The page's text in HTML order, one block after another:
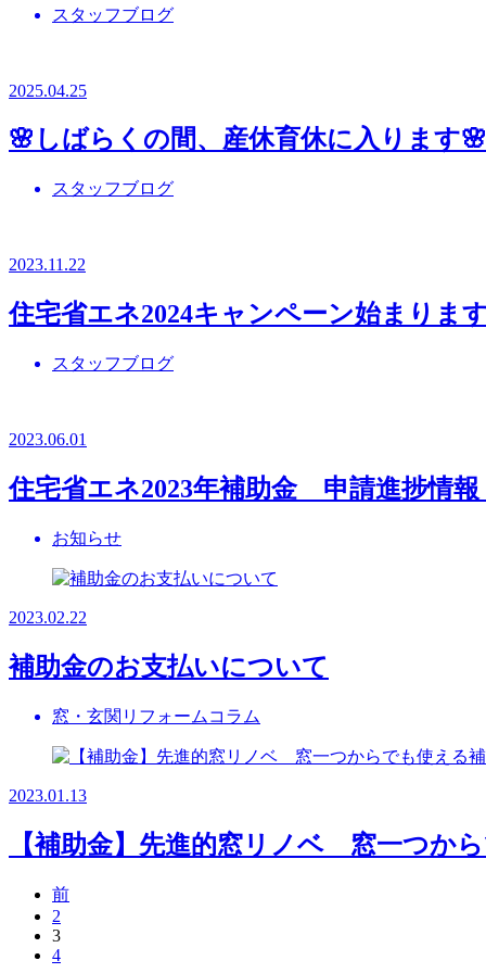
スタッフブログ
2025.04.25
🌸しばらくの間、産休育休に入ります🌸
スタッフブログ
2023.11.22
住宅省エネ2024キャンペーン始まりま
スタッフブログ
2023.06.01
住宅省エネ2023年補助金 申請進捗情報
お知らせ
2023.02.22
補助金のお支払いについて
窓・玄関リフォームコラム
2023.01.13
【補助金】先進的窓リノベ 窓一つか
前
2
3
4